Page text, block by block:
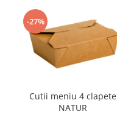
-27%
Cutii meniu 4 clapete
NATUR